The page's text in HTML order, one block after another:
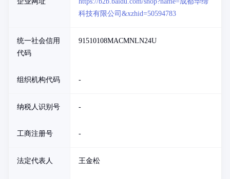
科技有限公司&xzhid=50594783
统一社会信用
代码
91510108MACMNLN24U
组织机构代码 -
纳税人识别号 -
工商注册号 -
法定代表人 王金松